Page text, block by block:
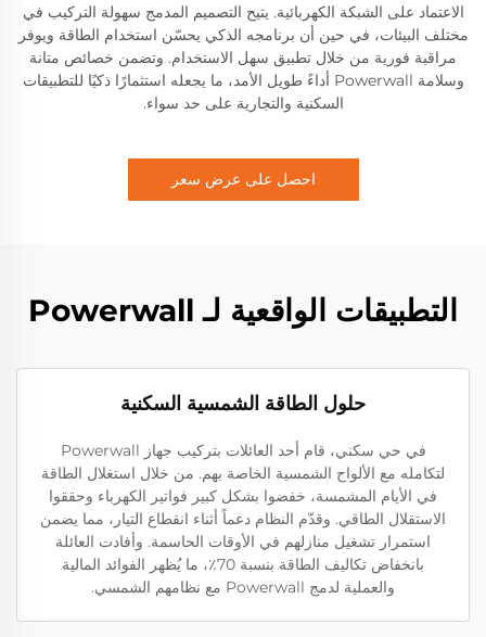
الاعتماد على الشبكة الكهربائية. يتيح التصميم المدمج سهولة التركيب في
مختلف البيئات، في حين أن برنامجه الذكي يحسّن استخدام الطاقة ويوفر
مراقبة فورية من خلال تطبيق سهل الاستخدام. وتضمن خصائص متانة
وسلامة Powerwall أداءً طويل الأمد، ما يجعله استثمارًا ذكيًا للتطبيقات
السكنية والتجارية على حد سواء.
احصل على عرض سعر
التطبيقات الواقعية لـ Powerwall
حلول الطاقة الشمسية السكنية
في حي سكني، قام أحد العائلات بتركيب جهاز Powerwall
لتكامله مع الألواح الشمسية الخاصة بهم. من خلال استغلال الطاقة
في الأيام المشمسة، خفضوا بشكل كبير فواتير الكهرباء وحققوا
الاستقلال الطاقي. وقدّم النظام دعماً أثناء انقطاع التيار، مما يضمن
استمرار تشغيل منازلهم في الأوقات الحاسمة. وأفادت العائلة
بانخفاض تكاليف الطاقة بنسبة 70٪، ما يُظهر الفوائد المالية
والعملية لدمج Powerwall مع نظامهم الشمسي.